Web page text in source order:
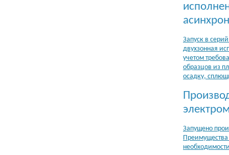
Запуск в
двухзонная
учетом
образцов из
осадку,
Запущено